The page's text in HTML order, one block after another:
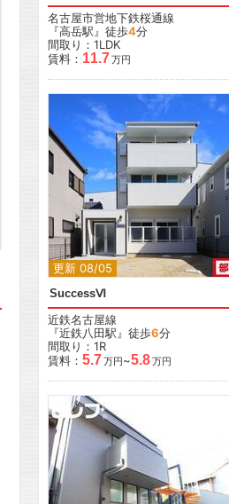
名古屋市営地下鉄桜通線
『高岳駅』徒歩4分
間取り：1LDK
賃料： 11.7万円
更新 08/05
SuccessⅥ
近鉄名古屋線
『近鉄八田駅』徒歩6分
間取り：1R
賃料： 5.7万円~5.8万円